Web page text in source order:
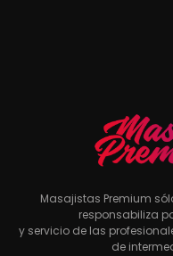
Masajistas Premium
responsabiliza
y servicio de las
de